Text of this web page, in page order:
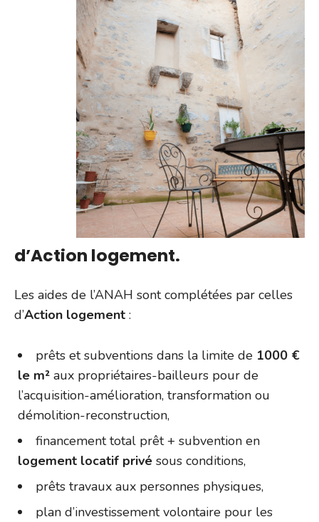
d’Action logement.
Les aides de l’ANAH sont complétées par celles
d’Action logement :
prêts et subventions dans la limite de 1000 €
le m² aux propriétaires-bailleurs pour de
l’acquisition-amélioration, transformation ou
démolition-reconstruction,
financement total prêt + subvention en
logement locatif privé sous conditions,
prêts travaux aux personnes physiques,
plan d’investissement volontaire pour les